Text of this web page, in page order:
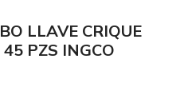
LLAVE CRIQUE
PZS INGCO